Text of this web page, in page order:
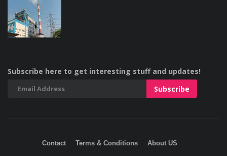
Subscribe here to get interesting stuff and updates!
Contact Terms & Conditions About US